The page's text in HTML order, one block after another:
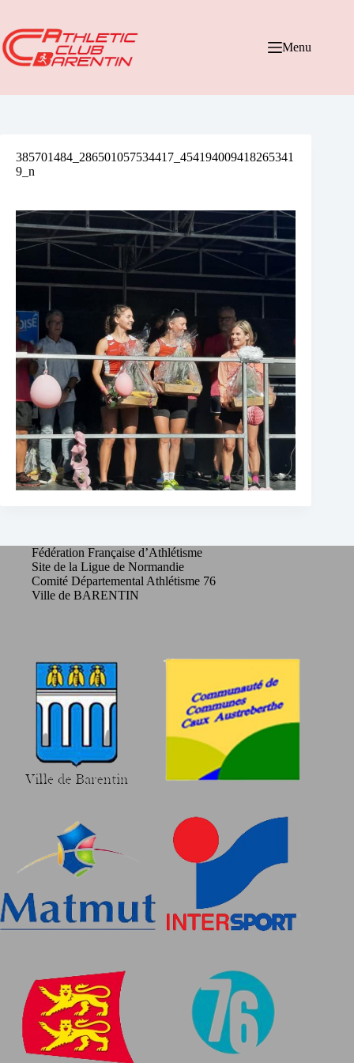
contenu
Menu
385701484_286501057534417_454194009418265341
9_n
Fédération Française d’Athlétisme
Site de la Ligue de Normandie
Comité Départemental Athlétisme 76
Ville de BARENTIN